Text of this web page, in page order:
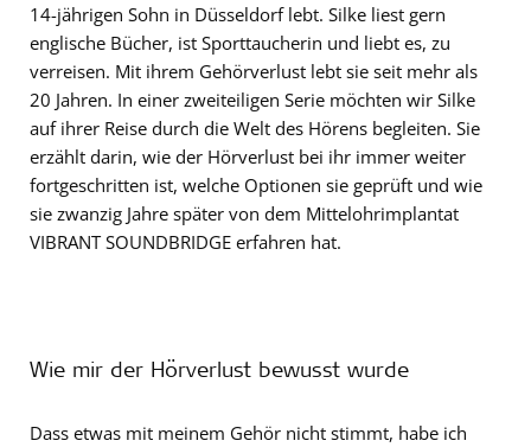
14-jährigen Sohn in Düsseldorf lebt. Silke liest gern
englische Bücher, ist Sporttaucherin und liebt es, zu
verreisen. Mit ihrem Gehörverlust lebt sie seit mehr als
20 Jahren. In einer zweiteiligen Serie möchten wir Silke
auf ihrer Reise durch die Welt des Hörens begleiten. Sie
erzählt darin, wie der Hörverlust bei ihr immer weiter
fortgeschritten ist, welche Optionen sie geprüft und wie
sie zwanzig Jahre später von dem Mittelohrimplantat
VIBRANT SOUNDBRIDGE erfahren hat.
Wie mir der Hörverlust bewusst wurde
Dass etwas mit meinem Gehör nicht stimmt, habe ich